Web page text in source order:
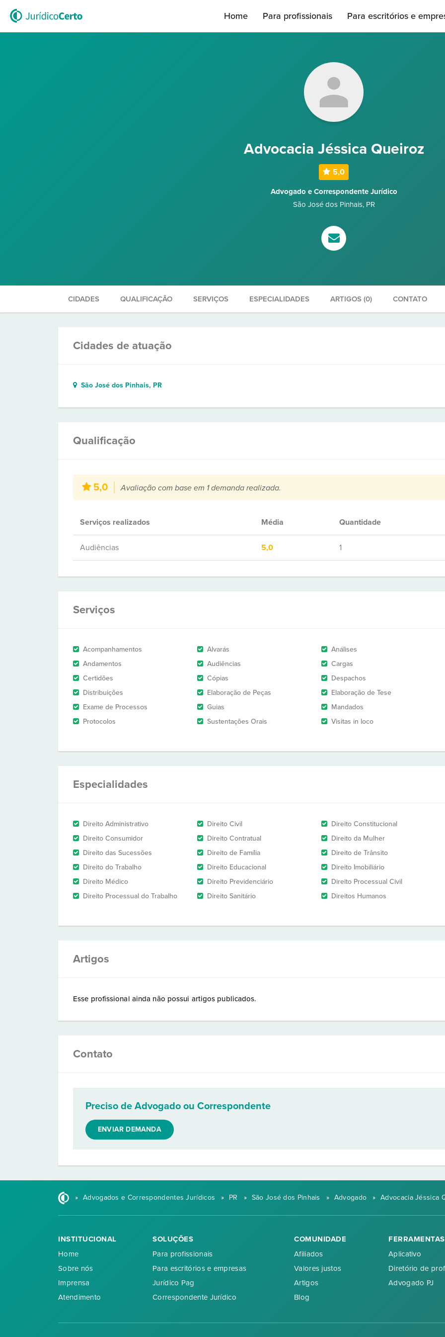
Home Para profissionais Para escritórios e
Advocacia Jéssica Queiroz
5,0
Advogado e Correspondente Jurídico
São José dos Pinhais, PR
CIDADES QUALIFICAÇÃO SERVIÇOS ESPECIALIDADES ARTIGOS (0) CONTATO
Cidades de atuação
São José dos Pinhais, PR
Qualificação
5,0 Avaliação com base em 1 demanda realizada.
Serviços realizados Média Quantidade
Audiências 5,0 1
Serviços
Acompanhamentos Alvarás
Análises
Andamentos
Audiências
Cargas
Certidões
Cópias
Despachos
Distribuições
Elaboração de Peças
Elaboração de Tese
Exame de Processos
Guias
Mandados
Protocolos
Sustentações Orais Visitas in loco
Especialidades
Direito Administrativo Direito Civil
Direito Constitucional
Direito Consumidor
Direito Contratual
Direito da Mulher
Direito das Sucessões
Direito de Família
Direito de Trânsito
Direito do Trabalho
Direito Educacional
Direito Imobiliário
Direito Médico
Direito Previdenciário
Direito Processual Civil
Direito Processual do Trabalho
Direito Sanitário Direitos Humanos
Artigos
Esse profissional ainda não possui artigos publicados.
Contato
Preciso de Advogado ou Correspondente
ENVIAR DEMANDA
» Advogados e Correspondentes Jurídicos » PR » São José dos Pinhais » Advogado » Advocacia Jéssica
INSTITUCIONAL
Home
Sobre nós
Imprensa
Atendimento
SOLUÇÕES
Para profissionais
Para escritórios e empresas
Jurídico Pag
Correspondente Jurídico
COMUNIDADE
Afiliados
Valores justos
Artigos
Blog
FERRAMENTAS
Aplicativo
Diretório de
Advogado PJ